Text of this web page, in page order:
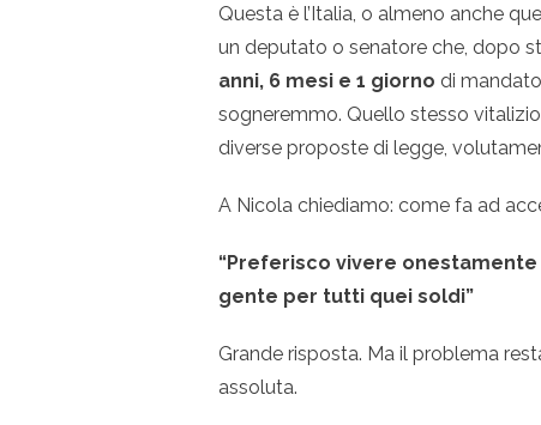
Questa è l’Italia, o almeno anche
un deputato o senatore che, dopo
anni, 6 mesi e 1 giorno di
sogneremmo. Quello stesso
diverse proposte di legge,
A Nicola chiediamo: come fa ad
“Preferisco vivere
gente per tutti quei soldi”
Grande risposta. Ma il problema
assoluta.